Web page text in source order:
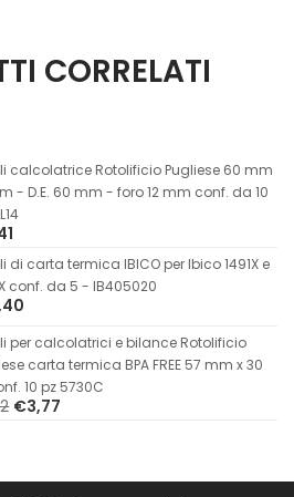
CORRELATI
calcolatrice Rotolificio Pugliese 60 mm
- D.E. 60 mm - foro 12 mm conf. da 10
di carta termica IBICO per Ibico 1491X e
conf. da 5 - IB405020
per calcolatrici e bilance Rotolificio
carta termica BPA FREE 57 mm x 30
10 pz 5730C
€3,77